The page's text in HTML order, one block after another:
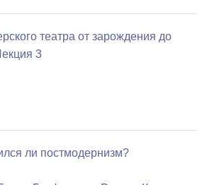
театра от зарождения до
3
ли постмодернизм?